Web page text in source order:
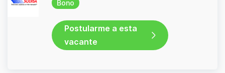
Bono
Postularme a esta
vacante